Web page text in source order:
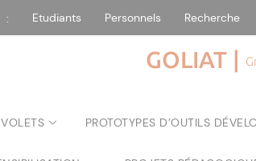
: Etudiants Personnels Recherche
GOLIAT |
VOLETS PROTOTYPES D’OUTILS